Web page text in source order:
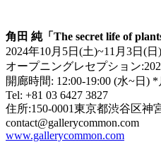
角田 純「The secret life of plants
2024年10月5日(土)~11月3日(日)
オープニングレセプション
開廊時間: 12:00-19:00 (水~日)
Tel: +81 03 6427 3827
住所:150-0001東京都渋谷区神
contact@gallerycommon.com
www.gallerycommon.com